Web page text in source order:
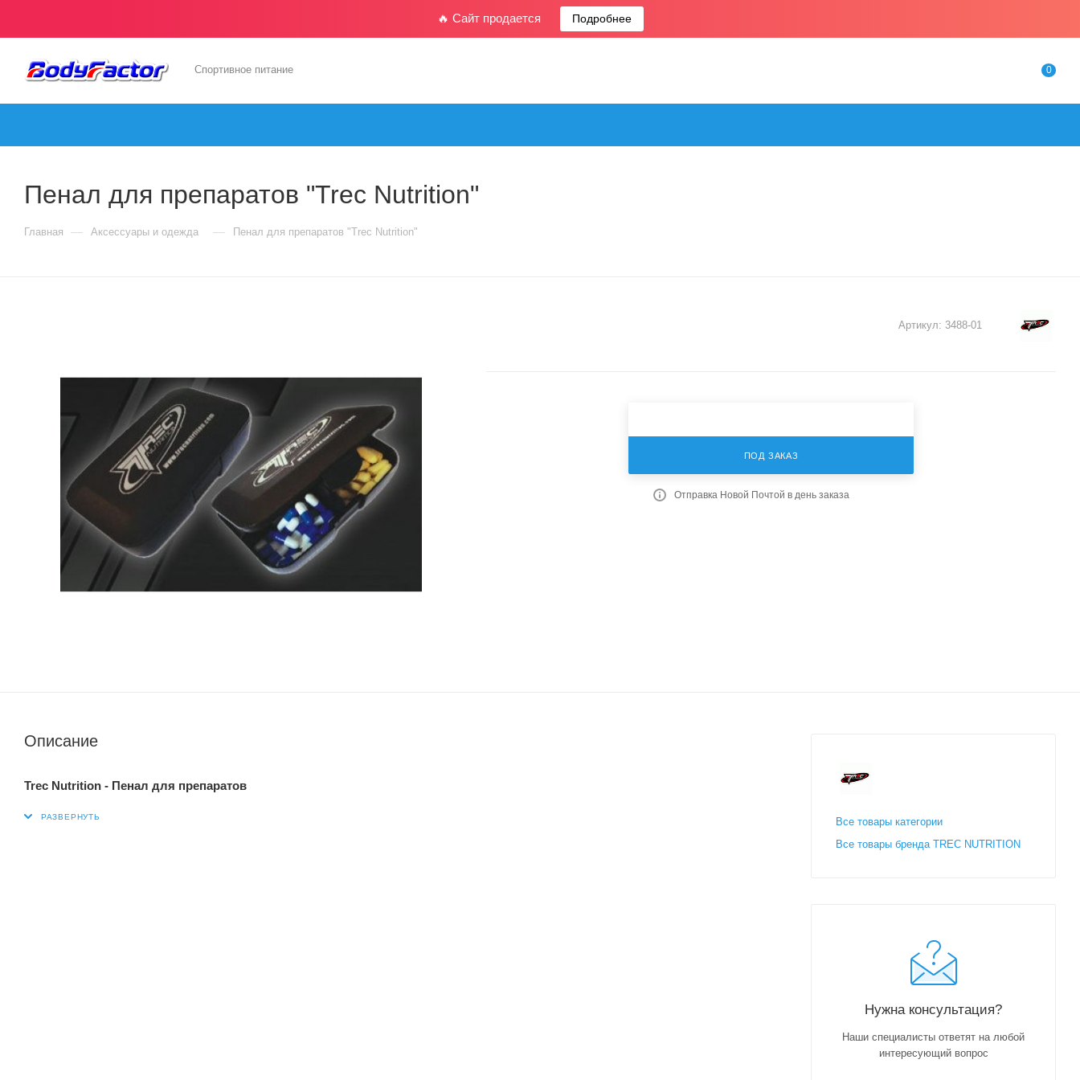
🔥 Сайт продается Подробнее
Спортивное питание 0
Пенал для препаратов "Trec Nutrition"
Главная — Аксессуары и одежда — Пенал для препаратов "Trec Nutrition"
Артикул: 3488-01
ПОД ЗАКАЗ
Отправка Новой Почтой в день заказа
Описание
Trec Nutrition - Пенал для препаратов
Все товары категории
Все товары бренда TREC NUTRITION
Нужна консультация?
Наши специалисты ответят на любой
интересующий вопрос